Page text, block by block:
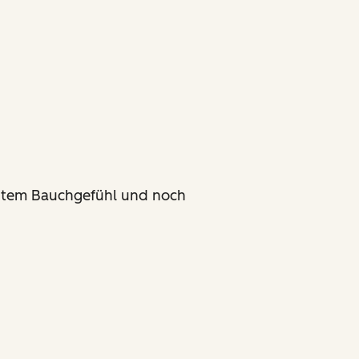
Bauchgefühl und noch